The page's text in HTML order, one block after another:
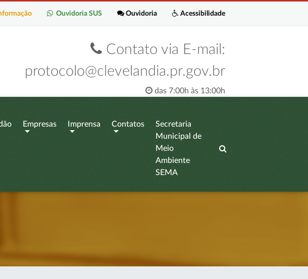
Acessibilidade
Ouvidoria
Ouvidoria SUS
Contato via E-mail:
protocolo@clevelandia.pr.gov.br
das 7:00h às 13:00h
Empresas Imprensa Contatos
Secretaria
Municipal de
Meio
Ambiente
SEMA